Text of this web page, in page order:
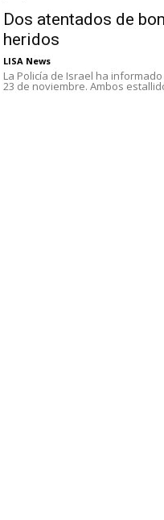
Dos atentados de
heridos
LISA News
La Policía de Israel ha
23 de noviembre. Ambos